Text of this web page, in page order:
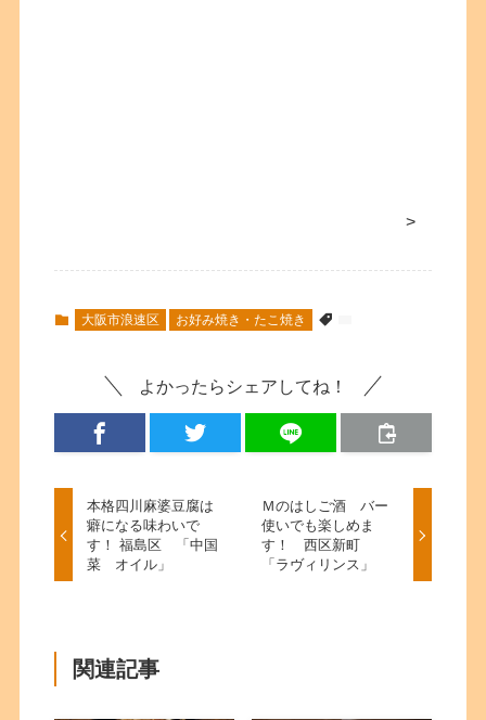
>
大阪市浪速区 お好み焼き・たこ焼き
よかったらシェアしてね！
本格四川麻婆豆腐は
癖になる味わいで
す！ 福島区 「中国
菜 オイル」
Ｍのはしご酒 バー
使いでも楽しめま
す！ 西区新町
「ラヴィリンス」
関連記事